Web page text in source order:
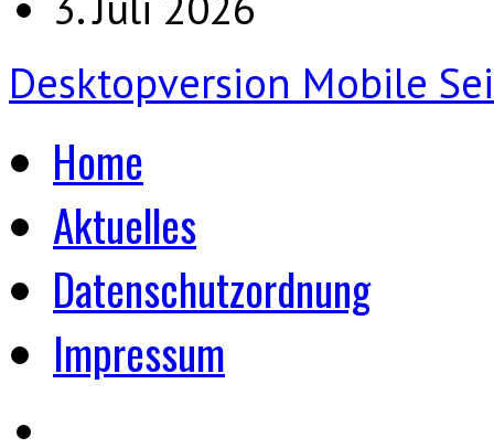
Desktopversion Mobile
Home
Aktuelles
Datenschutzordnung
Impressum